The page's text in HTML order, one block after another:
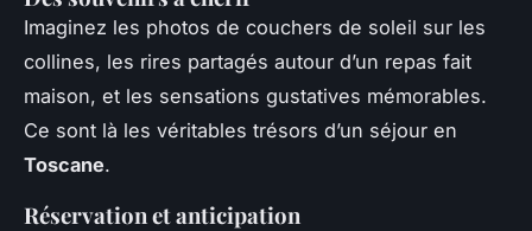
Imaginez les photos de couchers de soleil sur les
collines, les rires partagés autour d’un repas fait
maison, et les sensations gustatives mémorables.
Ce sont là les véritables trésors d’un séjour en
Toscane.
Réservation et anticipation